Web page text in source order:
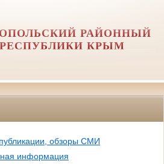
РАЙОННЫЙ
КРЫМ
обзоры СМИ
информация